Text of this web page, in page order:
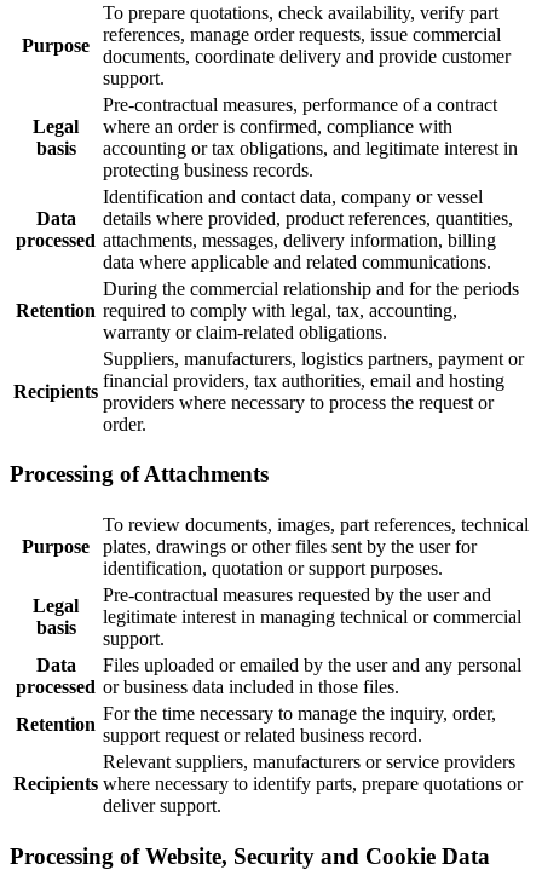
Purpose
To prepare quotations, check availability, verify part
references, manage order requests, issue commercial
documents, coordinate delivery and provide customer
support.
Legal
basis
Pre-contractual measures, performance of a contract
where an order is confirmed, compliance with
accounting or tax obligations, and legitimate interest in
protecting business records.
Data
processed
Identification and contact data, company or vessel
details where provided, product references, quantities,
attachments, messages, delivery information, billing
data where applicable and related communications.
Retention
During the commercial relationship and for the periods
required to comply with legal, tax, accounting,
warranty or claim-related obligations.
Recipients
Suppliers, manufacturers, logistics partners, payment or
financial providers, tax authorities, email and hosting
providers where necessary to process the request or
order.
Processing of Attachments
Purpose
To review documents, images, part references, technical
plates, drawings or other files sent by the user for
identification, quotation or support purposes.
Legal
basis
Pre-contractual measures requested by the user and
legitimate interest in managing technical or commercial
support.
Data
processed
Files uploaded or emailed by the user and any personal
or business data included in those files.
Retention
For the time necessary to manage the inquiry, order,
support request or related business record.
Recipients
Relevant suppliers, manufacturers or service providers
where necessary to identify parts, prepare quotations or
deliver support.
Processing of Website, Security and Cookie Data